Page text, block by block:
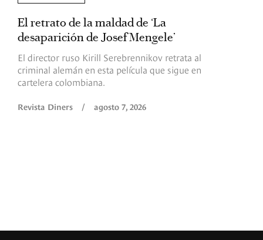
El retrato de la maldad de ‘La
desaparición de Josef Mengele’
El director ruso Kirill Serebrennikov retrata al
criminal alemán en esta película que sigue en
cartelera colombiana.
Revista Diners / agosto 7, 2026